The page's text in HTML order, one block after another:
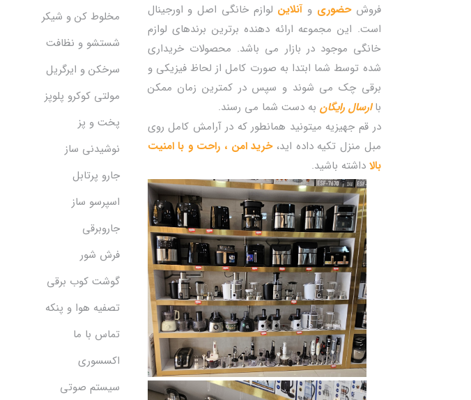
فروشحضوری و آنلاین لوازم خانگی اصل و اورجینال
است. این مجموعه ارائه دهنده برترین برندهای لوازم
خانگی موجود در بازار می باشد. محصولات خریداری
شده توسط شما ابتدا به صورت کامل از لحاظ فیزیکی و
برقی چک می شوند و سپس در کمترین زمان ممکن
با ارسال رایگان به دست شما می رسند.
در قم جهیزیه میتونید همانطور که در آرامش کامل روی
مبل منزل تکیه داده اید،خرید امن ، راحت و با امنیت
بالا داشته باشید.
مخلوط کن و شیکر
شستشو و نظافت
سرخکن و ایرگریل
مولتی کوکرو پلوپز
پخت و پز
نوشیدنی ساز
جارو پرتابل
اسپرسو ساز
جاروبرقی
فرش شور
گوشت کوب برقی
تصفیه هوا و پنکه
تماس با ما
اکسسوری
سیستم صوتی